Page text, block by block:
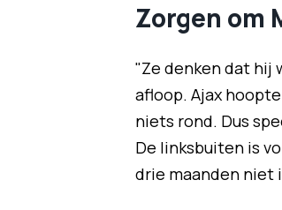
Zorgen om
"Ze denken dat hij
afloop. Ajax
niets rond. Dus
De linksbuiten is
drie maanden niet